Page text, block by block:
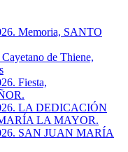
Memoria, SANTO
de Thiene,
Fiesta,
LA DEDICACIÓN
LA MAYOR.
SAN JUAN MARÍA